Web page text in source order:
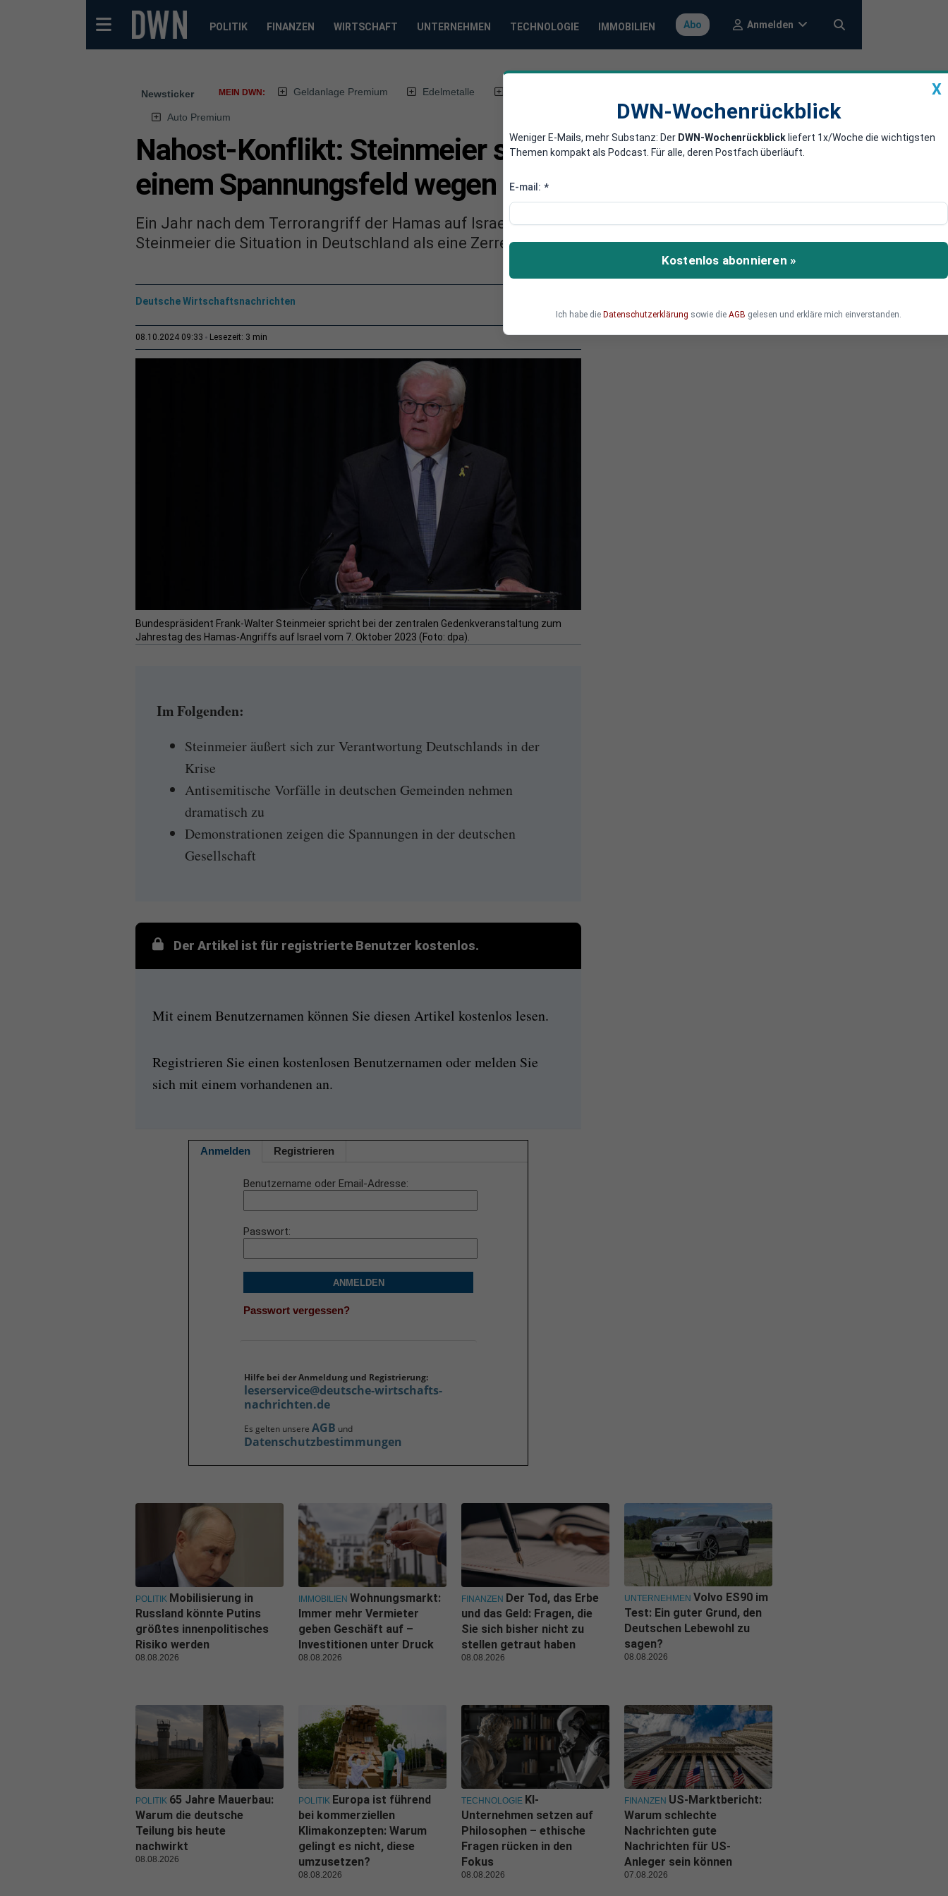
POLITIK FINANZEN WIRTSCHAFT UNTERNEHMEN TECHNOLOGIE IMMOBILIEN Abo Anmelden
Newsticker MEIN DWN: Geldanlage Premium Edelmetalle
Auto Premium
Nahost-Konflikt: Steinmeier sieht Deutschland in
einem Spannungsfeld wegen Hamas
Ein Jahr nach dem Terrorangriff der Hamas auf Israel bewertet Bundespräsident Frank-Walter
Steinmeier die Situation in Deutschland als eine Zerreißprobe.
Deutsche Wirtschaftsnachrichten
08.10.2024 09:33 Lesezeit: 3 min
Bundespräsident Frank-Walter Steinmeier spricht bei der zentralen Gedenkveranstaltung zum
Jahrestag des Hamas-Angriffs auf Israel vom 7. Oktober 2023 (Foto: dpa).
Im Folgenden:
Steinmeier äußert sich zur Verantwortung Deutschlands in der
Krise
Antisemitische Vorfälle in deutschen Gemeinden nehmen
dramatisch zu
Demonstrationen zeigen die Spannungen in der deutschen
Gesellschaft
Der Artikel ist für registrierte Benutzer kostenlos.
Mit einem Benutzernamen können Sie diesen Artikel kostenlos lesen.
Registrieren Sie einen kostenlosen Benutzernamen oder melden Sie
sich mit einem vorhandenen an.
Anmelden Registrieren
Benutzername oder Email-Adresse
Passwort
ANMELDEN
Passwort vergessen?
Hilfe bei der Anmeldung und Registrierung:
leserservice@deutsche-wirtschafts-
nachrichten.de
Es gelten unsere AGB und
Datenschutzbestimmungen
X
DWN-Wochenrückblick
Weniger E-Mails, mehr Substanz: Der DWN-Wochenrückblick liefert 1x/Woche die wichtigsten
Themen kompakt als Podcast. Für alle, deren Postfach überläuft.
E-mail: *
Kostenlos abonnieren »
Ich habe die Datenschutzerklärung sowie die AGB gelesen und erkläre mich einverstanden.
POLITIK Mobilisierung in
Russland könnte Putins
größtes innenpolitisches
Risiko werden
08.08.2026
IMMOBILIEN Wohnungsmarkt:
Immer mehr Vermieter
geben Geschäft auf –
Investitionen unter Druck
08.08.2026
FINANZEN Der Tod, das Erbe
und das Geld: Fragen, die
Sie sich bisher nicht zu
stellen getraut haben
08.08.2026
UNTERNEHMEN Volvo ES90 im
Test: Ein guter Grund, den
Deutschen Lebewohl zu
sagen?
08.08.2026
POLITIK 65 Jahre Mauerbau:
Warum die deutsche
Teilung bis heute
nachwirkt
08.08.2026
POLITIK Europa ist führend
bei kommerziellen
Klimakonzepten: Warum
gelingt es nicht, diese
umzusetzen?
08.08.2026
TECHNOLOGIE KI-
Unternehmen setzen auf
Philosophen – ethische
Fragen rücken in den
Fokus
08.08.2026
FINANZEN US-Marktbericht:
Warum schlechte
Nachrichten gute
Nachrichten für US-
Anleger sein können
07.08.2026